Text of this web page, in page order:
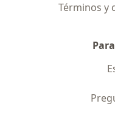
Términos y